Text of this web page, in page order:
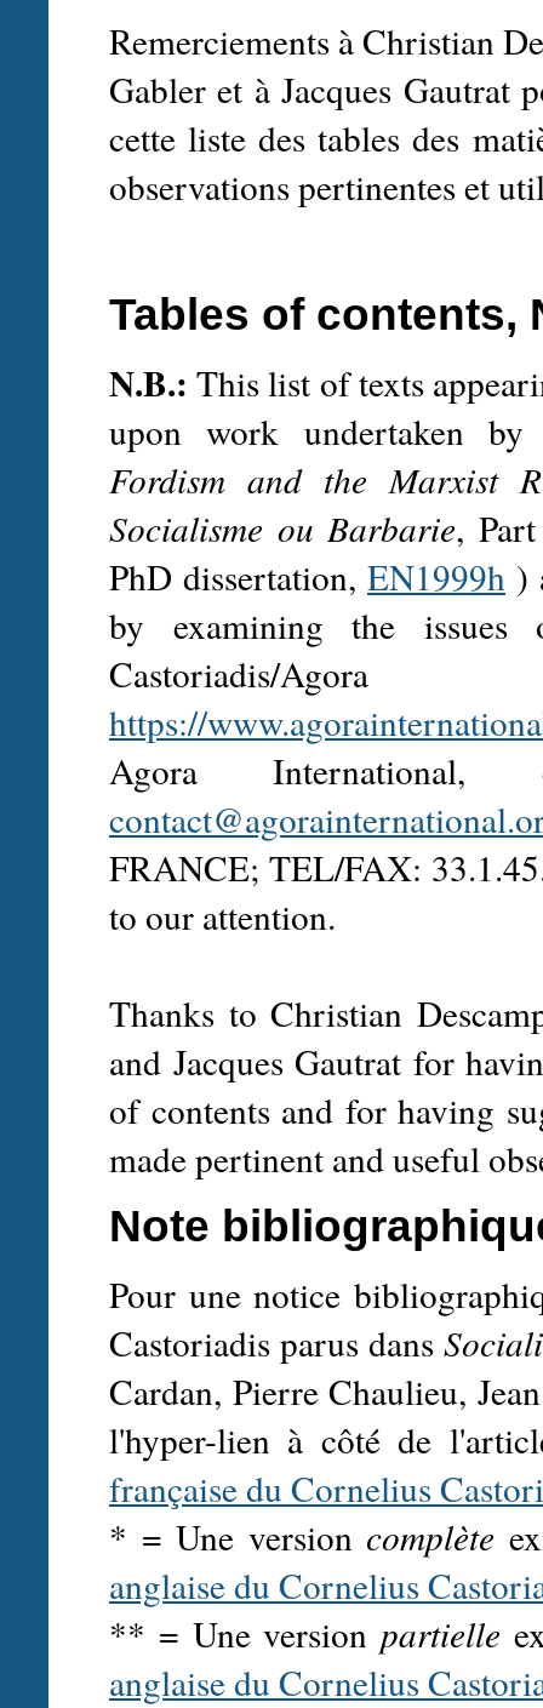
Remerciements à Christian
Gabler et à Jacques Gautrat
cette liste des tables des
observations pertinentes et
Tables of contents,
N.B.: This list of texts
upon work undertaken by
Fordism and the Marxist
Socialisme ou Barbarie,
PhD dissertation, EN1999h )
by examining the
Castoriadis/
https://
Agora
FRANCE; TEL/FAX:
to our attention.
Thanks to Christian
and Jacques Gautrat for
of contents and for having
made pertinent and useful
Note
Pour une notice
Castoriadis parus dans
Cardan, Pierre Chaulieu,
l'hyper-lien à côté de
française du Cornelius
* = Une version complète
anglaise du Cornelius
** = Une version partielle
anglaise du Cornelius